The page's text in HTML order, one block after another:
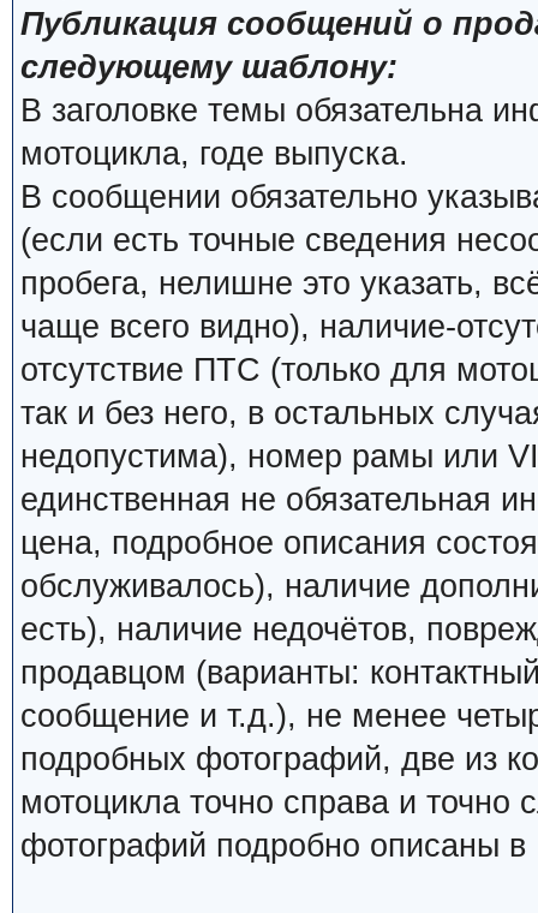
Публикация сообщений о
следующему шаблону:
В заголовке темы обязательна
мотоцикла, годе выпуска.
В сообщении обязательно
(если есть точные сведения
пробега, нелишне это указать,
чаще всего видно), наличие-
отсутствие ПТС (только для
так и без него, в остальных
недопустима), номер рамы или
единственная не обязательная
цена, подробное описания
обслуживалось), наличие
есть), наличие недочётов,
продавцом (варианты:
сообщение и т.д.), не менее
подробных фотографий, две из
мотоцикла точно справа и
фотографий подробно описаны